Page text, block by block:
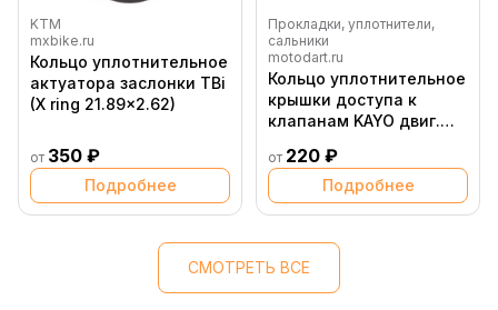
KTM
mxbike.ru
Кольцо уплотнительное
актуатора заслонки TBi
(X ring 21.89x2.62)
от 350 ₽
Подробнее
Прокладки, уплотнители,
сальники
motodart.ru
Кольцо уплотнительное
крышки доступа к
клапанам KAYO двиг.
от 220 ₽
Подробнее
СМОТРЕТЬ ВСЕ